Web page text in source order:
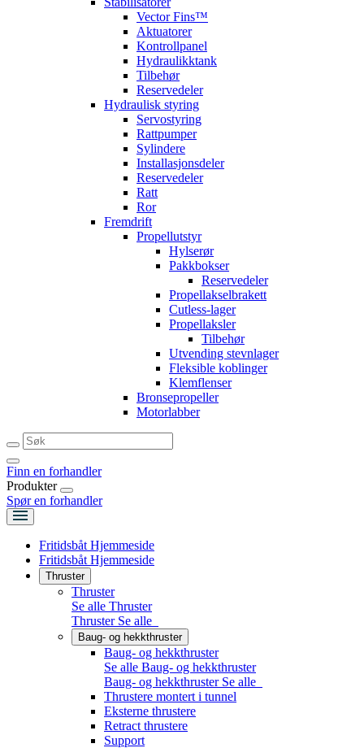
Vector Fins™
Aktuatorer
Kontrollpanel
Hydraulikktank
Tilbehør
Reservedeler
Hydraulisk styring
Servostyring
Rattpumper
Sylindere
Installasjonsdeler
Reservedeler
Ratt
Ror
Fremdrift
Propellutstyr
Hylserør
Pakkbokser
Reservedeler
Propellakselbrakett
Cutless-lager
Propellaksler
Tilbehør
Utvending stevnlager
Fleksible koblinger
Klemflenser
Bronsepropeller
Motorlabber
Finn en forhandler
Produkter
Spør en forhandler
Fritidsbåt Hjemmeside
Fritidsbåt Hjemmeside
Thruster
Thruster
Se alle Thruster
Thruster Se alle
Baug- og hekkthruster
Baug- og hekkthruster
Se alle Baug- og hekkthruster
Baug- og hekkthruster Se alle
Thrustere montert i tunnel
Eksterne thrustere
Retract thrustere
Support